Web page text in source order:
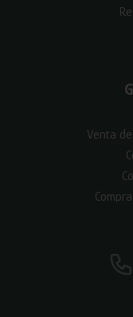
Venta